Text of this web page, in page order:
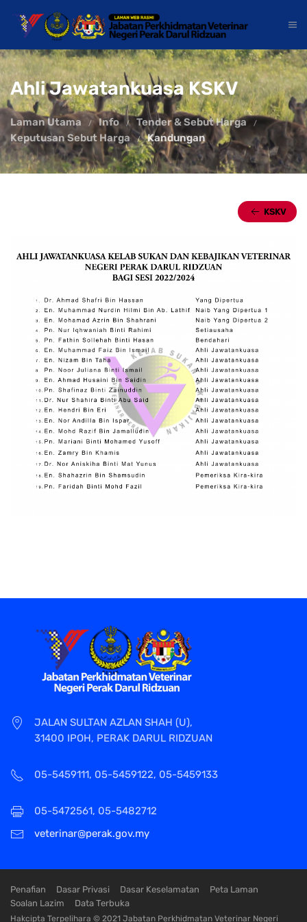
Ahli Jawatankuasa KSKV
Laman Utama Info
Tender & Sebut Harga
Keputusan Sebut Harga
Kandungan
KSKV
JALAN SULTAN AZLAN SHAH (U),
31400 IPOH, PERAK DARUL RIDZUAN
05-5459111, 05-5459122, 05-5459133
05-5472561, 05-5482712
veterinar@perak.gov.my
Penafian Dasar Privasi Dasar Keselamatan
Peta Laman
Soalan Lazim
Data Terbuka
Hakcipta Terpelihara © 2021 Jabatan Perkhidmatan Veterinar Negeri